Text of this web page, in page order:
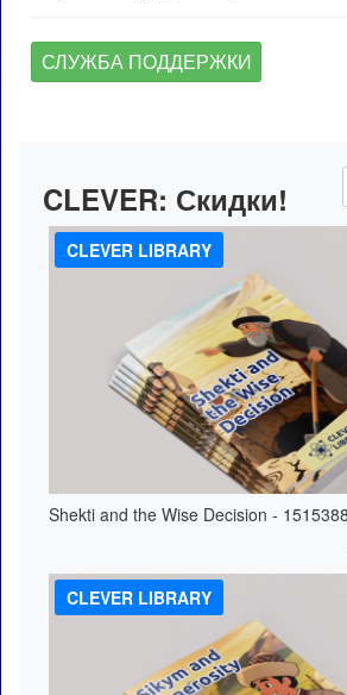
СЛУЖБА ПОДДЕРЖКИ
CLEVER: Скидки!
CLEVER LIBRARY
Shekti and the Wise Decision -
CLEVER LIBRARY